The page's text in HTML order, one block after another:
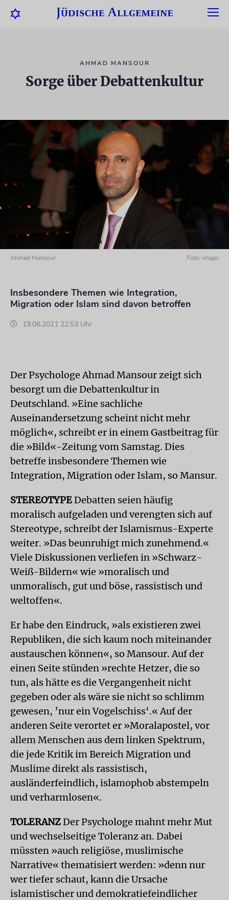
AHMAD MANSOUR
Sorge über Debattenkultur
Ahmad Mansour Foto: imago
Insbesondere Themen wie Integration,
Migration oder Islam sind davon betroffen
19.06.2021 22:53 Uhr
Der Psychologe Ahmad Mansour zeigt sich
besorgt um die Debattenkultur in
Deutschland. »Eine sachliche
Auseinandersetzung scheint nicht mehr
möglich«, schreibt er in einem Gastbeitrag für
die »Bild«-Zeitung vom Samstag. Dies
betreffe insbesondere Themen wie
Integration, Migration oder Islam, so Mansur.
STEREOTYPEDebatten seien häufig
moralisch aufgeladen und verengten sich auf
Stereotype, schreibt der Islamismus-Experte
weiter. »Das beunruhigt mich zunehmend.«
Viele Diskussionen verliefen in »Schwarz-
Weiß-Bildern« wie »moralisch und
unmoralisch, gut und böse, rassistisch und
weltoffen«.
Er habe den Eindruck, »als existieren zwei
Republiken, die sich kaum noch miteinander
austauschen können«, so Mansour. Auf der
einen Seite stünden »rechte Hetzer, die so
tun, als hätte es die Vergangenheit nicht
gegeben oder als wäre sie nicht so schlimm
gewesen, ’nur ein Vogelschiss‘.« Auf der
anderen Seite verortet er »Moralapostel, vor
allem Menschen aus dem linken Spektrum,
die jede Kritik im Bereich Migration und
Muslime direkt als rassistisch,
ausländerfeindlich, islamophob abstempeln
und verharmlosen«.
TOLERANZDer Psychologe mahnt mehr Mut
und wechselseitige Toleranz an. Dabei
müssten »auch religiöse, muslimische
Narrative« thematisiert werden: »denn nur
wer tiefer schaut, kann die Ursache
islamistischer und demokratiefeindlicher